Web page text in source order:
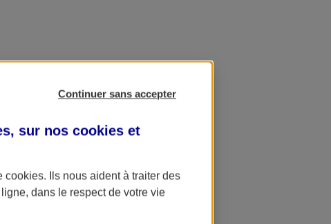
Continuer sans accepter
sur nos cookies et
cookies. Ils nous aident à traiter des
dans le respect de votre vie